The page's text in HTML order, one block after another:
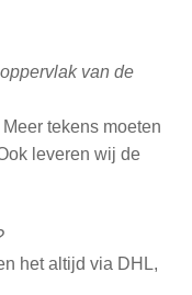
van de
tekens moeten
leveren wij de
het altijd via DHL,